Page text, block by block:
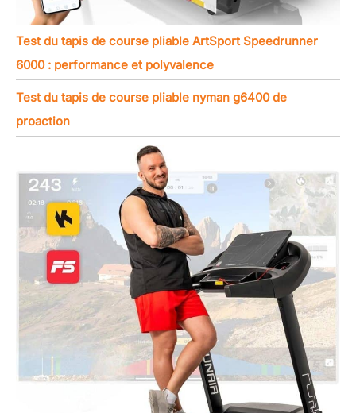
Test du tapis de course pliable ArtSport Speedrunner
6000 : performance et polyvalence
Test du tapis de course pliable nyman g6400 de
proaction